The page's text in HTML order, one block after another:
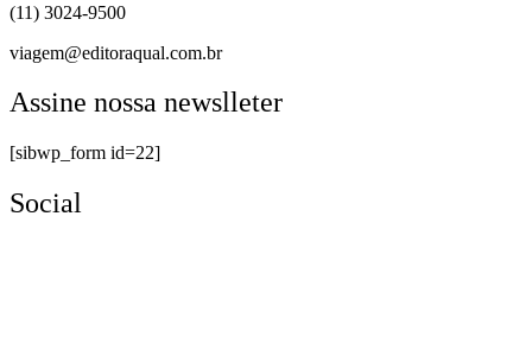
(11) 3024-9500
viagem@editoraqual.com.br
Assine nossa newslleter
[sibwp_form id=22]
Social